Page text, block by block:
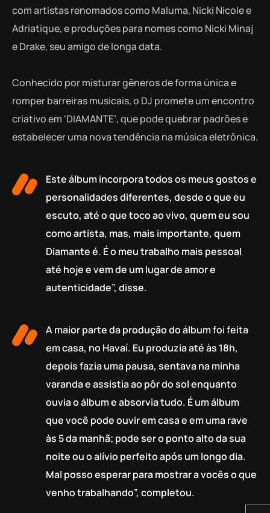
com artistas renomados como Maluma, Nicki Nicole e
Adriatique, e produções para nomes como Nicki Minaj
e Drake, seu amigo de longa data.
Conhecido por misturar gêneros de forma única e
romper barreiras musicais, o DJ promete um encontro
criativo em ‘DIAMANTE’, que pode quebrar padrões e
estabelecer uma nova tendência na música eletrônica.
Este álbum incorpora todos os meus gostos e
personalidades diferentes, desde o que eu
escuto, até o que toco ao vivo, quem eu sou
como artista, mas, mais importante, quem
Diamante é. É o meu trabalho mais pessoal
até hoje e vem de um lugar de amor e
autenticidade”, disse.
A maior parte da produção do álbum foi feita
em casa, no Havaí. Eu produzia até às 18h,
depois fazia uma pausa, sentava na minha
varanda e assistia ao pôr do sol enquanto
ouvia o álbum e absorvia tudo. É um álbum
que você pode ouvir em casa e em uma rave
às 5 da manhã; pode ser o ponto alto da sua
noite ou o alívio perfeito após um longo dia.
Mal posso esperar para mostrar a vocês o que
venho trabalhando”, completou.